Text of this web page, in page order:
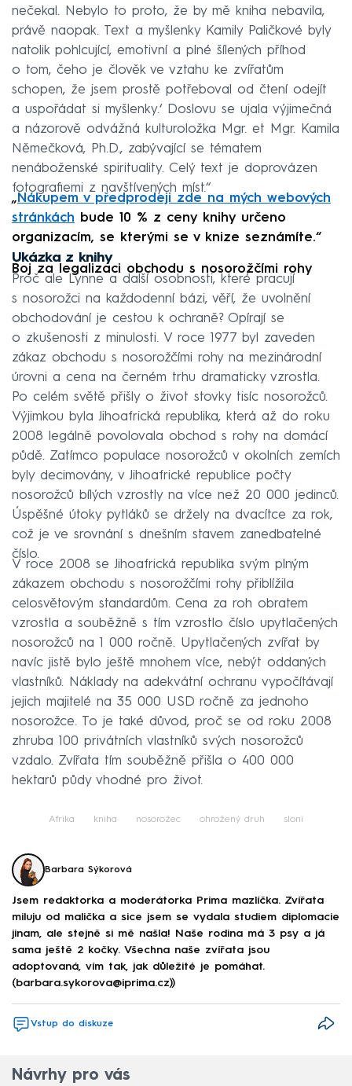
nečekal. Nebylo to proto, že by mě kniha nebavila,
právě naopak. Text a myšlenky Kamily Paličkové byly
natolik pohlcující, emotivní a plné šílených příhod
o tom, čeho je člověk ve vztahu ke zvířatům
schopen, že jsem prostě potřeboval od čtení odejít
a uspořádat si myšlenky.‘ Doslovu se ujala výjimečná
a názorově odvážná kulturoložka Mgr. et Mgr. Kamila
Němečková, Ph.D., zabývající se tématem
nenáboženské spirituality. Celý text je doprovázen
fotografiemi z navštívených míst.“
„ Nákupem v předprodeji zde na mých webových
stránkách bude 10 % z ceny knihy určeno
organizacím, se kterými se v knize seznámíte.“
Ukázka z knihy
Boj za legalizaci obchodu s nosorožčími rohy
Proč ale Lynne a další osobnosti, které pracují
s nosorožci na každodenní bázi, věří, že uvolnění
obchodování je cestou k ochraně? Opírají se
o zkušenosti z minulosti. V roce 1977 byl zaveden
zákaz obchodu s nosorožčími rohy na mezinárodní
úrovni a cena na černém trhu dramaticky vzrostla.
Po celém světě přišly o život stovky tisíc nosorožců.
Výjimkou byla Jihoafrická republika, která až do roku
2008 legálně povolovala obchod s rohy na domácí
půdě. Zatímco populace nosorožců v okolních zemích
byly decimovány, v Jihoafrické republice počty
nosorožců bílých vzrostly na více než 20 000 jedinců.
Úspěšné útoky pytláků se držely na dvacítce za rok,
což je ve srovnání s dnešním stavem zanedbatelné
číslo.
V roce 2008 se Jihoafrická republika svým plným
zákazem obchodu s nosorožčími rohy přiblížila
celosvětovým standardům. Cena za roh obratem
vzrostla a souběžně s tím vzrostlo číslo upytlačených
nosorožců na 1 000 ročně. Upytlačených zvířat by
navíc jistě bylo ještě mnohem více, nebýt oddaných
vlastníků. Náklady na adekvátní ochranu vypočítávají
jejich majitelé na 35 000 USD ročně za jednoho
nosorožce. To je také důvod, proč se od roku 2008
zhruba 100 privátních vlastníků svých nosorožců
vzdalo. Zvířata tím souběžně přišla o 400 000
hektarů půdy vhodné pro život.
Afrika kniha nosorožec ohrožený druh sloni
Barbara Sýkorová
Jsem redaktorka a moderátorka Prima mazlíčka. Zvířata
miluju od malička a sice jsem se vydala studiem diplomacie
jinam, ale stejně si mě našla! Naše rodina má 3 psy a já
sama ještě 2 kočky. Všechna naše zvířata jsou
adoptovaná, vím tak, jak důležité je pomáhat.
(barbara.sykorova@iprima.cz))
Vstup do diskuze
Návrhy pro vás